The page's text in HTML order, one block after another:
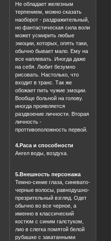
Не обладает железным
терпением, можно сказать
наоборот - раздражительный,
но фантастическая сила воли
может усмирить любые
эмоции, которых, опять таки,
обычно бывает мало. Ему на
все наплевать. Иногда даже
на себя. Любит безумно
рисовать. Настолько, что
входит в транс. Так же
обожает пить чужие эмоции.
Вообще больной на голову.
иногда проявляется
раздвоение личности. Вторая
личность -
проттивоположность первой.
4.Раса и способности
Ангел воды, воздуха.
5.Внешность персонажа
Темно-синие глаза, синевато-
черные волосы, равнодушно-
презрительный взгляд. Одет
обычно во все черное, а
именно в классический
костюм с синим галстуком,
лио в слегка помятой белой
рубашке с закатанными